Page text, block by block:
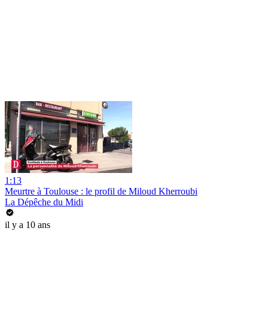
1:13
Meurtre à Toulouse : le profil de Miloud Kherroubi
La Dépêche du Midi
il y a 10 ans